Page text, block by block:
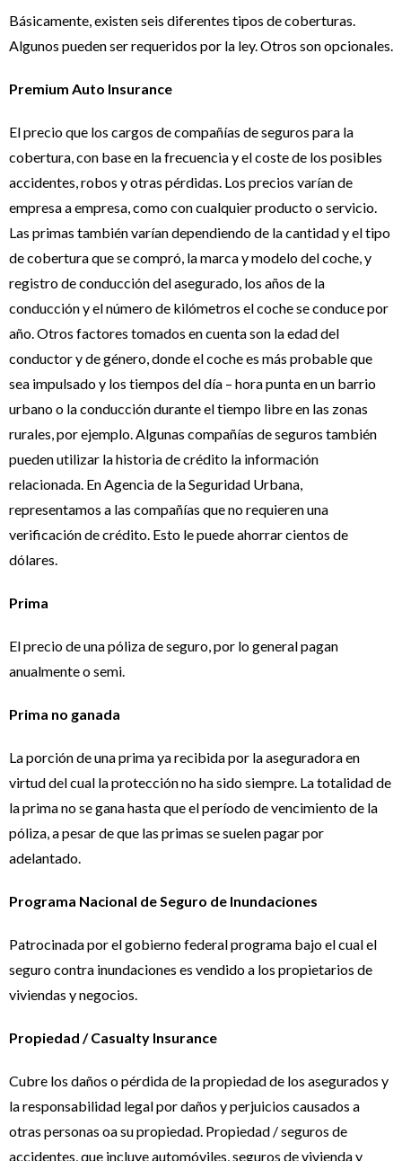
Básicamente, existen seis diferentes tipos de coberturas.
Algunos pueden ser requeridos por la ley. Otros son opcionales.
Premium Auto Insurance
El precio que los cargos de compañías de seguros para la
cobertura, con base en la frecuencia y el coste de los posibles
accidentes, robos y otras pérdidas. Los precios varían de
empresa a empresa, como con cualquier producto o servicio.
Las primas también varían dependiendo de la cantidad y el tipo
de cobertura que se compró, la marca y modelo del coche, y
registro de conducción del asegurado, los años de la
conducción y el número de kilómetros el coche se conduce por
año. Otros factores tomados en cuenta son la edad del
conductor y de género, donde el coche es más probable que
sea impulsado y los tiempos del día – hora punta en un barrio
urbano o la conducción durante el tiempo libre en las zonas
rurales, por ejemplo. Algunas compañías de seguros también
pueden utilizar la historia de crédito la información
relacionada. En Agencia de la Seguridad Urbana,
representamos a las compañías que no requieren una
verificación de crédito. Esto le puede ahorrar cientos de
dólares.
Prima
El precio de una póliza de seguro, por lo general pagan
anualmente o semi.
Prima no ganada
La porción de una prima ya recibida por la aseguradora en
virtud del cual la protección no ha sido siempre. La totalidad de
la prima no se gana hasta que el período de vencimiento de la
póliza, a pesar de que las primas se suelen pagar por
adelantado.
Programa Nacional de Seguro de Inundaciones
Patrocinada por el gobierno federal programa bajo el cual el
seguro contra inundaciones es vendido a los propietarios de
viviendas y negocios.
Propiedad / Casualty Insurance
Cubre los daños o pérdida de la propiedad de los asegurados y
la responsabilidad legal por daños y perjuicios causados ​​a
otras personas oa su propiedad. Propiedad / seguros de
accidentes, que incluye automóviles, seguros de vivienda y